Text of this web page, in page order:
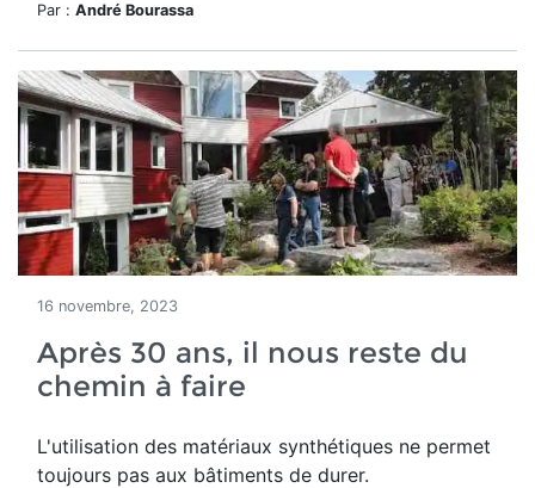
Par : André Bourassa
16 novembre, 2023
Après 30 ans, il nous reste du
chemin à faire
L'utilisation des matériaux synthétiques ne permet
toujours pas aux bâtiments de durer.